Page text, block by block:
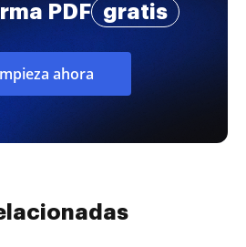
PDF gratis
ahora